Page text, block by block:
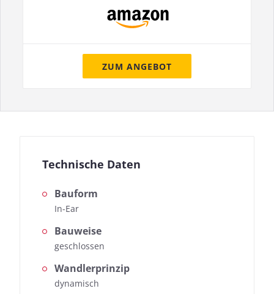
ZUM ANGEBOT
Technische Daten
Bauform
In-Ear
Bauweise
geschlossen
Wandlerprinzip
dynamisch